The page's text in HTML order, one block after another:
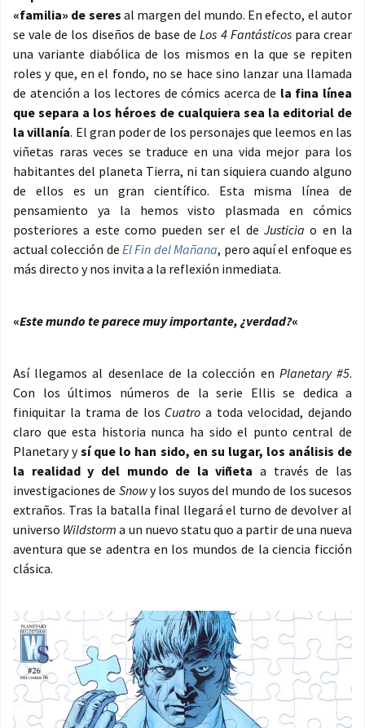
«familia» de seres al margen del mundo. En efecto, el autor
se vale de los diseños de base deLos 4 Fantásticospara crear
una variante diabólica de los mismos en la que se repiten
roles y que, en el fondo, no se hace sino lanzar una llamada
de atención a los lectores de cómics acerca de la fina línea
que separa a los héroes de cualquiera sea la editorial de
la villanía. El gran poder de los personajes que leemos en las
viñetas raras veces se traduce en una vida mejor para los
habitantes del planeta Tierra, ni tan siquiera cuando alguno
de ellos es un gran científico. Esta misma línea de
pensamiento ya la hemos visto plasmada en cómics
posteriores a este como pueden ser el de Justicia o en la
actual colección deEl Fin del Mañana, pero aquí el enfoque es
más directo y nos invita a la reflexión inmediata.
«Este mundo te parece muy importante, ¿verdad?«
Así llegamos al desenlace de la colección en Planetary #5.
Con los últimos números de la serie Ellis se dedica a
finiquitar la trama de los Cuatro a toda velocidad, dejando
claro que esta historia nunca ha sido el punto central de
Planetary ysí que lo han sido, en su lugar, los análisis de
la realidad y del mundo de la viñeta a través de las
investigaciones de Snowy los suyos del mundo de los sucesos
extraños. Tras la batalla final llegará el turno de devolver al
universo Wildstorm a un nuevo statu quo a partir de una nueva
aventura que se adentra en los mundos de la ciencia ficción
clásica.